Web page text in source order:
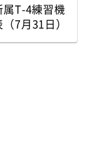
T-4練習機
7月31日）